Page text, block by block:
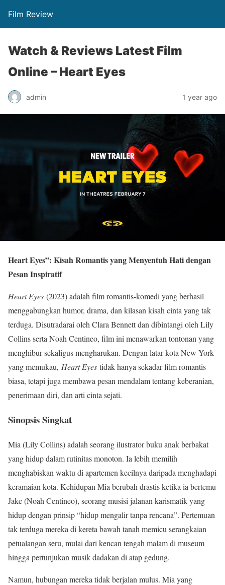
Film Review
Watch & Reviews Latest Film
Online – Heart Eyes
admin 1 year ago
Heart Eyes”: Kisah Romantis yang Menyentuh Hati dengan
Pesan Inspiratif
Heart Eyes (2023) adalah film romantis-komedi yang berhasil
menggabungkan humor, drama, dan kilasan kisah cinta yang tak
terduga. Disutradarai oleh Clara Bennett dan dibintangi oleh Lily
Collins serta Noah Centineo, film ini menawarkan tontonan yang
menghibur sekaligus mengharukan. Dengan latar kota New York
yang memukau, Heart Eyes tidak hanya sekadar film romantis
biasa, tetapi juga membawa pesan mendalam tentang keberanian,
penerimaan diri, dan arti cinta sejati.
Sinopsis Singkat
Mia (Lily Collins) adalah seorang ilustrator buku anak berbakat
yang hidup dalam rutinitas monoton. Ia lebih memilih
menghabiskan waktu di apartemen kecilnya daripada menghadapi
keramaian kota. Kehidupan Mia berubah drastis ketika ia bertemu
Jake (Noah Centineo), seorang musisi jalanan karismatik yang
hidup dengan prinsip “hidup mengalir tanpa rencana”. Pertemuan
tak terduga mereka di kereta bawah tanah memicu serangkaian
petualangan seru, mulai dari kencan tengah malam di museum
hingga pertunjukan musik dadakan di atap gedung.
Namun, hubungan mereka tidak berjalan mulus. Mia yang